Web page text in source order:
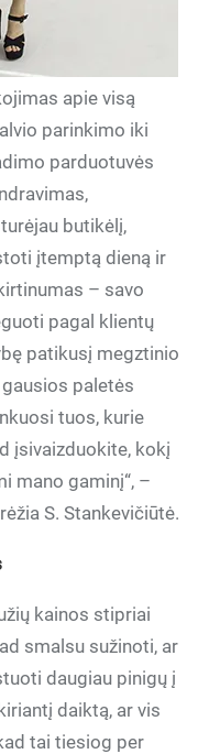
apie visą
parinkimo iki
parduotuvės
butikėlį,
įtemptą dieną ir
– savo
pagal klientų
patikusį megztinio
paletės
tuos, kurie
įsivaizduokite, kokį
mano gaminį“, –
S. Stankevičiūtė.
kainos stipriai
smalsu sužinoti, ar
daugiau pinigų į
daiktą, ar vis
tai tiesiog per